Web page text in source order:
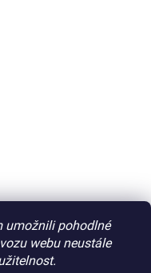
umožnili pohodlné
webu neustále